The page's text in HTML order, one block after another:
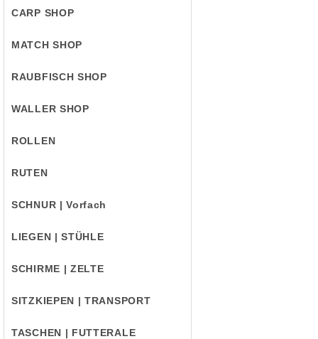
CARP SHOP
MATCH SHOP
RAUBFISCH SHOP
WALLER SHOP
ROLLEN
RUTEN
SCHNUR | Vorfach
LIEGEN | STÜHLE
SCHIRME | ZELTE
SITZKIEPEN | TRANSPORT
TASCHEN | FUTTERALE